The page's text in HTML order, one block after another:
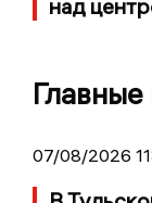
над
07/08/2026